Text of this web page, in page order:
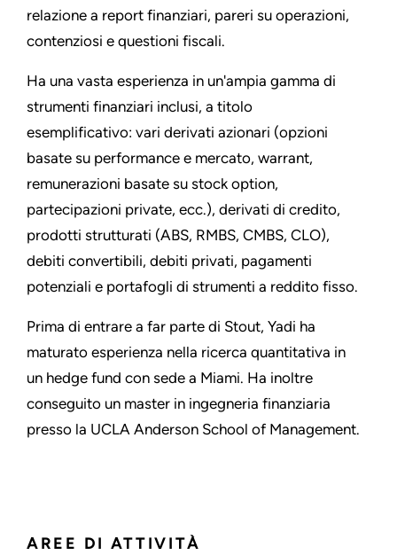
relazione a report finanziari, pareri su operazioni,
contenziosi e questioni fiscali.
Ha una vasta esperienza in un'ampia gamma di
strumenti finanziari inclusi, a titolo
esemplificativo: vari derivati azionari (opzioni
basate su performance e mercato, warrant,
remunerazioni basate su stock option,
partecipazioni private, ecc.), derivati di credito,
prodotti strutturati (ABS, RMBS, CMBS, CLO),
debiti convertibili, debiti privati, pagamenti
potenziali e portafogli di strumenti a reddito fisso.
Prima di entrare a far parte di Stout, Yadi ha
maturato esperienza nella ricerca quantitativa in
un hedge fund con sede a Miami. Ha inoltre
conseguito un master in ingegneria finanziaria
presso la UCLA Anderson School of Management.
AREE DI ATTIVITÀ